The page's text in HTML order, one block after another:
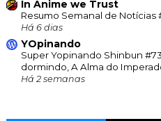
In Anime we Trust
Resumo Semanal de Notícias
Há 6 dias
YOpinando
Super Yopinando Shinbun
dormindo, A Alma do
Há 2 semanas